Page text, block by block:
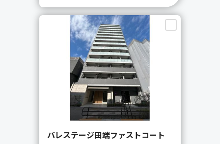
パレステージ田端ファストコート